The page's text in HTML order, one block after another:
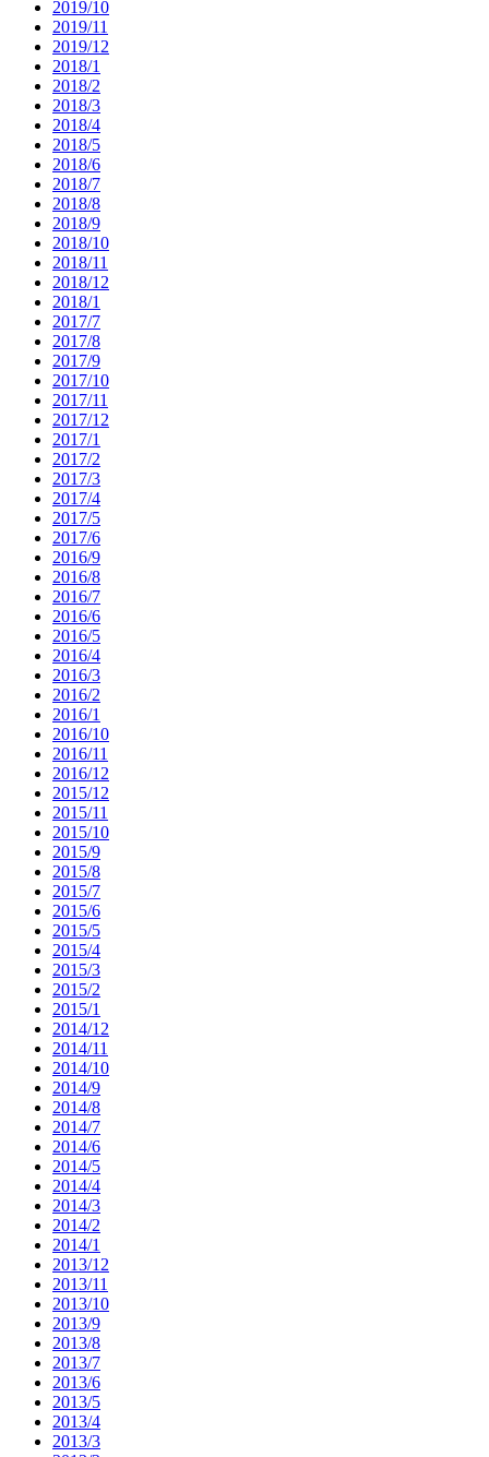
2019/10
2019/11
2019/12
2018/1
2018/2
2018/3
2018/4
2018/5
2018/6
2018/7
2018/8
2018/9
2018/10
2018/11
2018/12
2018/1
2017/7
2017/8
2017/9
2017/10
2017/11
2017/12
2017/1
2017/2
2017/3
2017/4
2017/5
2017/6
2016/9
2016/8
2016/7
2016/6
2016/5
2016/4
2016/3
2016/2
2016/1
2016/10
2016/11
2016/12
2015/12
2015/11
2015/10
2015/9
2015/8
2015/7
2015/6
2015/5
2015/4
2015/3
2015/2
2015/1
2014/12
2014/11
2014/10
2014/9
2014/8
2014/7
2014/6
2014/5
2014/4
2014/3
2014/2
2014/1
2013/12
2013/11
2013/10
2013/9
2013/8
2013/7
2013/6
2013/5
2013/4
2013/3